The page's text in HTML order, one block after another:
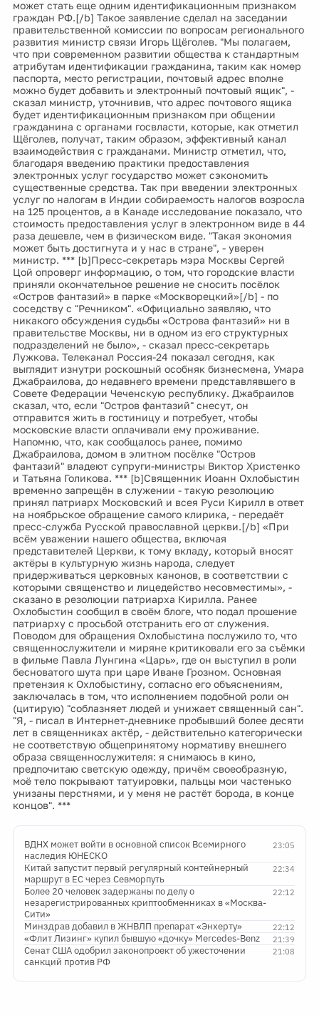
может стать еще одним идентификационным признаком
граждан РФ.[/b] Такое заявление сделал на заседании
правительственной комиссии по вопросам регионального
развития министр связи Игорь Щёголев. "Мы полагаем,
что при современном развитии общества к стандартным
атрибутам идентификации гражданина, таким как номер
паспорта, место регистрации, почтовый адрес вполне
можно будет добавить и электронный почтовый ящик", -
сказал министр, уточнивив, что адрес почтового ящика
будет идентификационным признаком при общении
гражданина с органами госвласти, которые, как отметил
Щёголев, получат, таким образом, эффективный канал
взаимодействия с гражданами. Министр отметил, что,
благодаря введению практики предоставления
электронных услуг государство может сэкономить
существенные средства. Так при введении электронных
услуг по налогам в Индии собираемость налогов возросла
на 125 процентов, а в Канаде исследование показало, что
стоимость предоставления услуг в электронном виде в 44
раза дешевле, чем в физическом виде. "Такая экономия
может быть достигнута и у нас в стране", - уверен
министр. *** [b]Пресс-секретарь мэра Москвы Сергей
Цой опроверг информацию, о том, что городские власти
приняли окончательное решение не сносить посёлок
«Остров фантазий» в парке «Москворецкий»[/b] - по
соседству с "Речником". «Официально заявляю, что
никакого обсуждения судьбы «Острова фантазий» ни в
правительстве Москвы, ни в одном из его структурных
подразделений не было», - сказал пресс-секретарь
Лужкова. Телеканал Россия-24 показал сегодня, как
выглядит изнутри роскошный особняк бизнесмена, Умара
Джабраилова, до недавнего времени представлявшего в
Совете Федерации Чеченскую республику. Джабраилов
сказал, что, если "Остров фантазий" снесут, он
отправится жить в гостиницу и потребует, чтобы
московские власти оплачивали ему проживание.
Напомню, что, как сообщалось ранее, помимо
Джабраилова, домом в элитном посёлке "Остров
фантазий" владеют супруги-министры Виктор Христенко
и Татьяна Голикова. *** [b]Священник Иоанн Охлобыстин
временно запрещён в служении - такую резолюцию
принял патриарх Московский и всея Руси Кирилл в ответ
на ноябрьское обращение самого клирика, - передаёт
пресс-служба Русской православной церкви.[/b] «При
всём уважении нашего общества, включая
представителей Церкви, к тому вкладу, который вносят
актёры в культурную жизнь народа, следует
придерживаться церковных канонов, в соответствии с
которыми священство и лицедейство несовместимы», -
сказано в резолюции патриарха Кирилла. Ранее
Охлобыстин сообщил в своём блоге, что подал прошение
патриарху с просьбой отстранить его от служения.
Поводом для обращения Охлобыстина послужило то, что
священнослужители и миряне критиковали его за съёмки
в фильме Павла Лунгина «Царь», где он выступил в роли
бесноватого шута при царе Иване Грозном. Основная
претензия к Охлобыстину, согласно его объяснениям,
заключалась в том, что исполнением подобной роли он
(цитирую) "соблазняет людей и унижает священный сан".
"Я, - писал в Интернет-дневнике пробывший более десяти
лет в священниках актёр, - действительно категорически
не соответствую общепринятому нормативу внешнего
образа священнослужителя: я снимаюсь в кино,
предпочитаю светскую одежду, причём своеобразную,
моё тело покрывают татуировки, пальцы мои частенько
унизаны перстнями, и у меня не растёт борода, в конце
концов". ***
23:05
ВДНХ может войти в основной список Всемирного
наследия ЮНЕСКО
22:34
Китай запустит первый регулярный контейнерный
маршрут в ЕС через Севморпуть
22:12
Более 20 человек задержаны по делу о
незарегистрированных криптообменниках в «Москва-
Сити»
22:12
Минздрав добавил в ЖНВЛП препарат «Энхерту»
21:39
«Флит Лизинг» купил бывшую «дочку» Mercedes-Benz
21:08
Сенат США одобрил законопроект об ужесточении
санкций против РФ